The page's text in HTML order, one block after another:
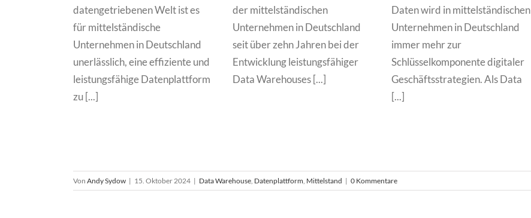
datengetriebenen Welt ist es
für mittelständische
Unternehmen in Deutschland
unerlässlich, eine effiziente und
leistungsfähige Datenplattform
zu [...]
der mittelständischen
Unternehmen in Deutschland
seit über zehn Jahren bei der
Entwicklung leistungsfähiger
Data Warehouses [...]
Daten wird in mittelständischen
Unternehmen in Deutschland
immer mehr zur
Schlüsselkomponente digitaler
Geschäftsstrategien. Als Data
[...]
Von Andy Sydow | 15. Oktober 2024 | Data Warehouse, Datenplattform, Mittelstand | 0 Kommentare